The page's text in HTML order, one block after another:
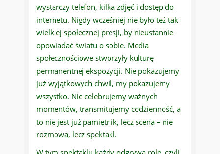
wystarczy telefon, kilka zdjęć i dostęp do
internetu. Nigdy wcześniej nie było też tak
wielkiej społecznej presji, by nieustannie
opowiadać światu o sobie. Media
społecznościowe stworzyły kulturę
permanentnej ekspozycji. Nie pokazujemy
już wyjątkowych chwil, my pokazujemy
wszystko. Nie celebrujemy ważnych
momentów, transmitujemy codzienność, a
to nie jest już pamiętnik, lecz scena – nie
rozmowa, lecz spektakl.